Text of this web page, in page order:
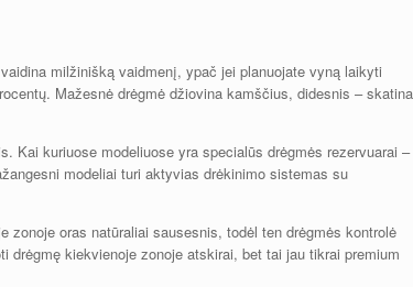
milžinišką vaidmenį, ypač jei planuojate vyną laikyti
Mažesnė drėgmė džiovina kamščius, didesnis – skatina
Kai kuriuose modeliuose yra specialūs drėgmės rezervuarai –
modeliai turi aktyvias drėkinimo sistemas su
oras natūraliai sausesnis, todėl ten drėgmės kontrolė
kiekvienoje zonoje atskirai, bet tai jau tikrai premium